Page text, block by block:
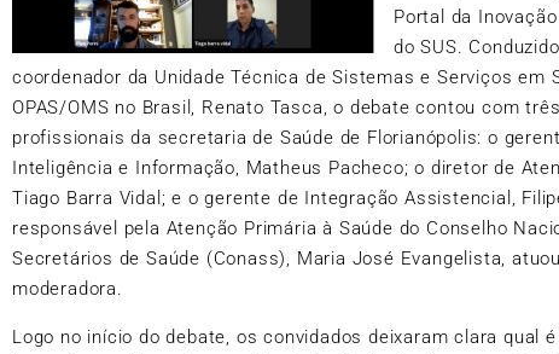
Portal da
do SUS.
coordenador da Unidade Técnica de Sistemas e Serviços em
OPAS/OMS no Brasil, Renato Tasca, o debate contou com três
profissionais da secretaria de Saúde de Florianópolis: o
Inteligência e Informação, Matheus Pacheco; o diretor de
Tiago Barra Vidal; e o gerente de Integração Assistencial,
responsável pela Atenção Primária à Saúde do Conselho
Secretários de Saúde (Conass), Maria José Evangelista,
moderadora.
Logo no início do debate, os convidados deixaram clara qual